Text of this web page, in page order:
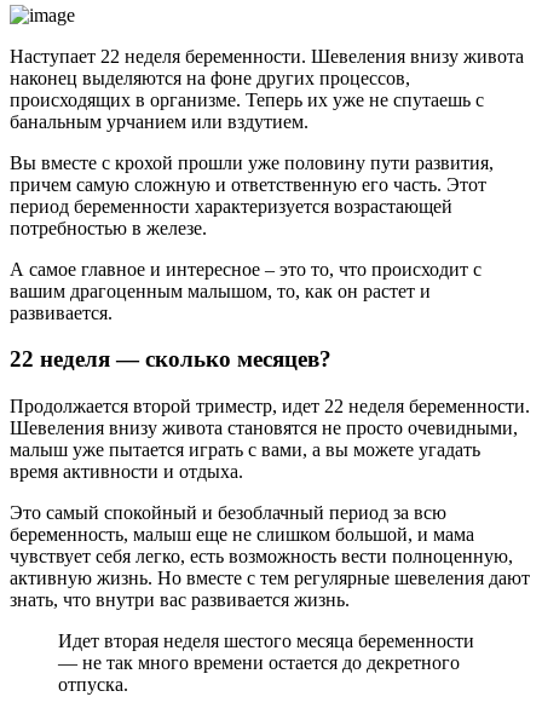
Наступает 22 неделя беременности. Шевеления внизу живота
наконец выделяются на фоне других процессов,
происходящих в организме. Теперь их уже не спутаешь с
банальным урчанием или вздутием.
Вы вместе с крохой прошли уже половину пути развития,
причем самую сложную и ответственную его часть. Этот
период беременности характеризуется возрастающей
потребностью в железе.
А самое главное и интересное – это то, что происходит с
вашим драгоценным малышом, то, как он растет и
развивается.
22 неделя — сколько месяцев?
Продолжается второй триместр, идет 22 неделя беременности.
Шевеления внизу живота становятся не просто очевидными,
малыш уже пытается играть с вами, а вы можете угадать
время активности и отдыха.
Это самый спокойный и безоблачный период за всю
беременность, малыш еще не слишком большой, и мама
чувствует себя легко, есть возможность вести полноценную,
активную жизнь. Но вместе с тем регулярные шевеления дают
знать, что внутри вас развивается жизнь.
Идет вторая неделя шестого месяца беременности
— не так много времени остается до декретного
отпуска.